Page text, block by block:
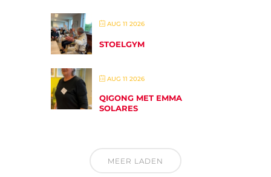
AUG 11 2026
STOELGYM
AUG 11 2026
QIGONG MET EMMA
SOLARES
MEER LADEN